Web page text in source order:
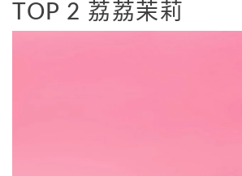
TOP 2 荔荔茉莉